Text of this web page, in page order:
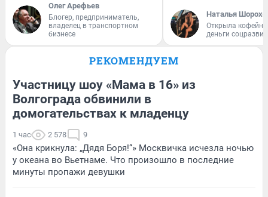
Олег Арефьев
Блогер, предприниматель,
владелец в транспортном
бизнесе
Наталья
Открыла
деньги
РЕКОМЕНДУЕМ
Участницу шоу «Мама в 16» из
Волгограда обвинили в
домогательствах к младенцу
1 час 2 578 9
«Она крикнула: „Дядя Боря!“» Москвичка исчезла ночью
у океана во Вьетнаме. Что произошло в последние
минуты пропажи девушки